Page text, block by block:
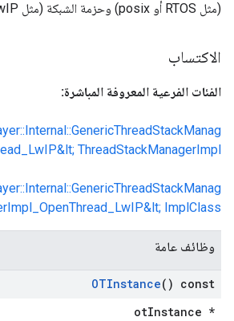
(مثل RTOS أو posix) وحزمة الشبكة (مثل LwIP أو حزمة IP أخرى).
الاكتساب
الفئات الفرعية المعروفة المباشرة:
ThreadStackManagerImpl >
ImplClass >
وظائف عامة
OTInstance() const
otInstance *